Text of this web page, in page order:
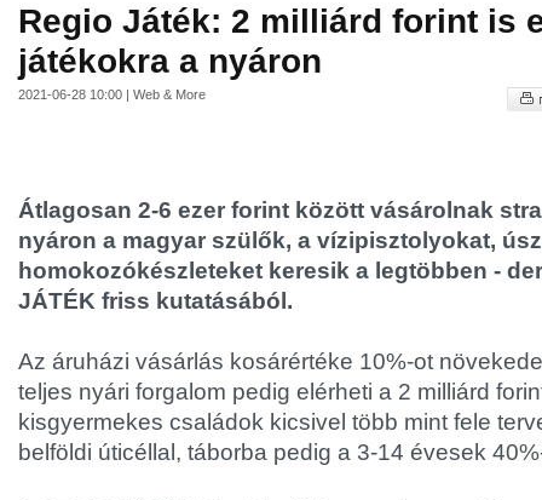
Regio Játék: 2 milliárd forint is
játékokra a nyáron
2021-06-28 10:00 | Web & More
Átlagosan 2-6 ezer forint között vásárolnak
nyáron a magyar szülők, a vízipisztolyokat,
homokozókészleteket keresik a legtöbben -
JÁTÉK friss kutatásából.
Az áruházi vásárlás kosárértéke 10%-ot
teljes nyári forgalom pedig elérheti a 2 milliárd
kisgyermekes családok kicsivel több mint fele
belföldi úticéllal, táborba pedig a 3-14 évesek